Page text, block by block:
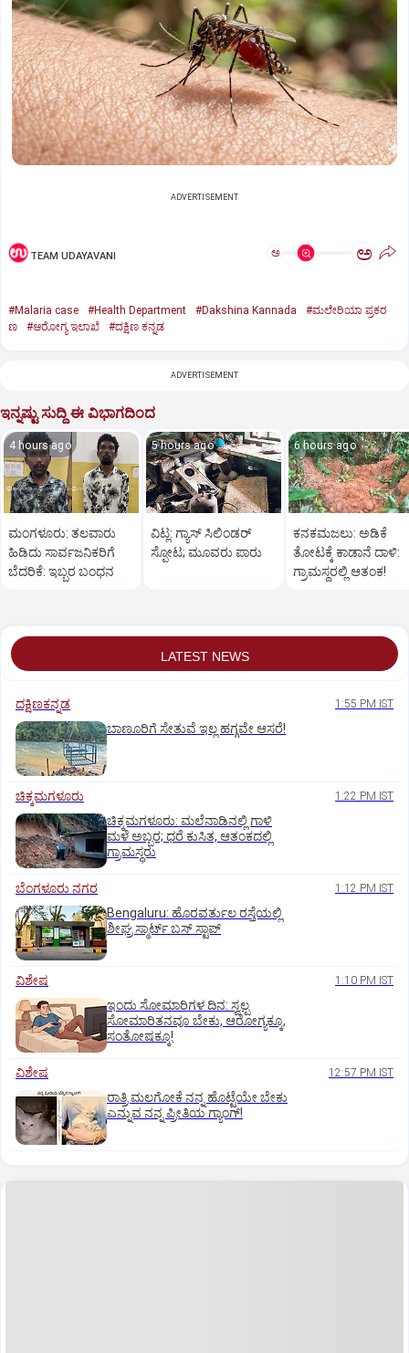
ADVERTISEMENT
TEAM UDAYAVANI ಅ ಅ
#Malaria case #Health Department #Dakshina Kannada
#ಮಲೇರಿಯಾ ಪ್ರಕರ
ಣ
#ಆರೋಗ್ಯ ಇಲಾಖೆ #ದಕ್ಷಿಣ ಕನ್ನಡ
ADVERTISEMENT
ಇನ್ನಷ್ಟು ಸುದ್ದಿ ಈ ವಿಭಾಗದಿಂದ
4 hours ago
ಮಂಗಳೂರು: ತಲವಾರು
ಹಿಡಿದು ಸಾರ್ವಜನಿಕರಿಗೆ
ಬೆದರಿಕೆ: ಇಬ್ಬರ ಬಂಧನ
5 hours ago
ವಿಟ್ಲ: ಗ್ಯಾಸ್‌ ಸಿಲಿಂಡರ್‌
ಸ್ಫೋಟ; ಮೂವರು ಪಾರು
6 hours ago
ಕನಕಮಜಲು: ಅಡಿಕೆ
ತೋಟಕ್ಕೆ ಕಾಡಾನೆ ದಾಳಿ:
ಗ್ರಾಮಸ್ಥರಲ್ಲಿ ಆತಂಕ!
LATEST NEWS
ದಕ್ಷಿಣಕನ್ನಡ 1:55 PM IST
ಬಾಣೂರಿಗೆ ಸೇತುವೆ ಇಲ್ಲ ಹಗ್ಗವೇ ಆಸರೆ!
ಚಿಕ್ಕಮಗಳೂರು 1:22 PM IST
ಚಿಕ್ಕಮಗಳೂರು: ಮಲೆನಾಡಿನಲ್ಲಿ ಗಾಳಿ
ಮಳೆ ಅಬ್ಬರ; ಧರೆ ಕುಸಿತ, ಆತಂಕದಲ್ಲಿ
ಗ್ರಾಮಸ್ಥರು
ಬೆಂಗಳೂರು ನಗರ 1:12 PM IST
Bengaluru: ಹೊರವರ್ತುಲ ರಸ್ತೆಯಲ್ಲಿ
ಶೀಘ್ರ ಸ್ಮಾರ್ಟ್‌ ಬಸ್‌ ಸ್ಟಾಪ್‌
ವಿಶೇಷ 1:10 PM IST
ಇಂದು ಸೋಮಾರಿಗಳ ದಿನ: ಸ್ವಲ್ಪ
ಸೋಮಾರಿತನವೂ ಬೇಕು, ಆರೋಗ್ಯಕ್ಕೂ,
ಸಂತೋಷಕ್ಕೂ!
ವಿಶೇಷ 12:57 PM IST
ರಾತ್ರಿ ಮಲಗೋಕೆ ನನ್ನ ಹೊಟ್ಟೆಯೇ ಬೇಕು
ಎನ್ನುವ ನನ್ನ ಪ್ರೀತಿಯ ಗ್ಯಾಂಗ್!